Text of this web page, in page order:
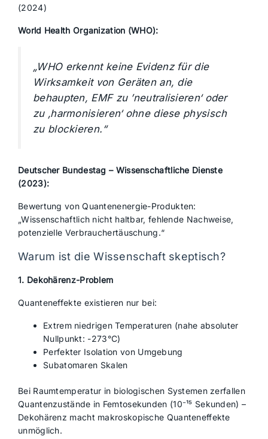
(2024)
World Health Organization (WHO):
„WHO erkennt keine Evidenz für die
Wirksamkeit von Geräten an, die
behaupten, EMF zu ’neutralisieren‘ oder
zu ‚harmonisieren‘ ohne diese physisch
zu blockieren.“
Deutscher Bundestag – Wissenschaftliche Dienste
(2023):
Bewertung von Quantenenergie-Produkten:
„Wissenschaftlich nicht haltbar, fehlende Nachweise,
potenzielle Verbrauchertäuschung.“
Warum ist die Wissenschaft skeptisch?
1. Dekohärenz-Problem
Quanteneffekte existieren nur bei:
Extrem niedrigen Temperaturen (nahe absoluter
Nullpunkt: -273°C)
Perfekter Isolation von Umgebung
Subatomaren Skalen
Bei Raumtemperatur in biologischen Systemen zerfallen
Quantenzustände in Femtosekunden (10⁻¹⁵ Sekunden) –
Dekohärenz macht makroskopische Quanteneffekte
unmöglich.